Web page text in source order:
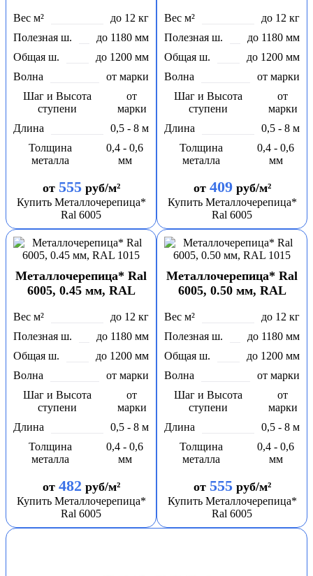
Вес м²
до 12 кг
Полезная ш.
до 1180 мм
Общая ш.
до 1200 мм
Волна
от марки
Шаг и Высота
ступени
от
марки
Длина
0,5 - 8 м
Толщина
металла
0,4 - 0,6
мм
от 555руб/м²
Купить Металлочерепица*
Ral 6005
Вес м²
до 12 кг
Полезная ш.
до 1180 мм
Общая ш.
до 1200 мм
Волна
от марки
Шаг и Высота
ступени
от
марки
Длина
0,5 - 8 м
Толщина
металла
0,4 - 0,6
мм
от 409руб/м²
Купить Металлочерепица*
Ral 6005
Металлочерепица* Ral
6005, 0.45 мм, RAL
Вес м²
до 12 кг
Полезная ш.
до 1180 мм
Общая ш.
до 1200 мм
Волна
от марки
Шаг и Высота
ступени
от
марки
Длина
0,5 - 8 м
Толщина
металла
0,4 - 0,6
мм
от 482 руб/м²
Купить Металлочерепица*
Ral 6005
Металлочерепица* Ral
6005, 0.50 мм, RAL
Вес м²
до 12 кг
Полезная ш.
до 1180 мм
Общая ш.
до 1200 мм
Волна
от марки
Шаг и Высота
ступени
от
марки
Длина
0,5 - 8 м
Толщина
металла
0,4 - 0,6
мм
от 555руб/м²
Купить Металлочерепица*
Ral 6005